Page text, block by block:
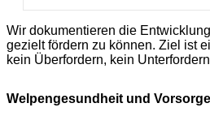
Wir dokumentieren die
gezielt fördern zu können. Ziel ist
kein Überfordern, kein
Welpengesundheit und Vorsorge